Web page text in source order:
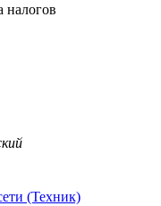
налогов
(Техник)